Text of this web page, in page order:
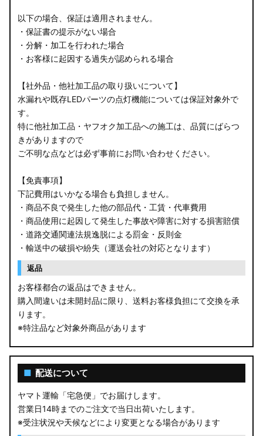
GK1W/GK9W エクリプスクロス
CV1W デリカD:5
B34A/B35A/B37A/B38A デリカミニ
B34W/B35W/B37W/B38W ekクロススペース
B34W/B35W/B37W/B38W ekクロス
KG CX-8
GU クロストレック
GU インプレッサ
VN5 VNH レヴォーグ / レイバック
ZD8 BRZ
ZC6 BRZ
URJ201 LX570
AGL10W RX450h
USF/UVF4# LS600h
JF5/6 N-BOX カスタム
以下の場合、保証は適用されません。
・保証書の提示がない場合
・分解・加工を行われた場合
・お客様に起因する過失が認められる場合
【社外品・他社加工品の取り扱いについて】
水漏れや既存LEDパーツの点灯機能については保証対象外で
す。
特に他社加工品・ヤフオク加工品への施工は、品質にばらつ
きがありますので
ご不明な点などは必ず事前にお問い合わせください。
【免責事項】
下記費用はいかなる場合も負担しません。
・商品不良で発生した他の部品代・工賃・代車費用
・商品使用に起因して発生した事故や障害に対する損害賠償
・道路交通関連法規逸脱による罰金・反則金
・輸送中の破損や紛失（運送会社の対応となります）
返品
お客様都合の返品はできません。
購入間違いは未開封品に限り、送料お客様負担にて交換を承
ります。
※特注品など対象外商品があります
■ 配送について
ヤマト運輸「宅急便」でお届けします。
営業日14時までのご注文で当日出荷いたします。
※受注状況や天候などにより変更となる場合があります